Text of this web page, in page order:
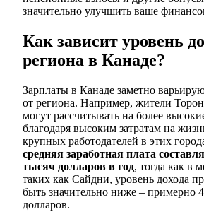
значительно улучшить ваше
Как зависит уровень
региона в Канаде?
Зарплаты в Канаде заметно
от региона. Например, жители
могут рассчитывать на более
благодаря высоким затратам на
крупных работодателей в этих
средняя заработная плата
тысяч долларов в год, тогда как в
таких как Сайдни, уровень дохода
быть значительно ниже – примерно
долларов.